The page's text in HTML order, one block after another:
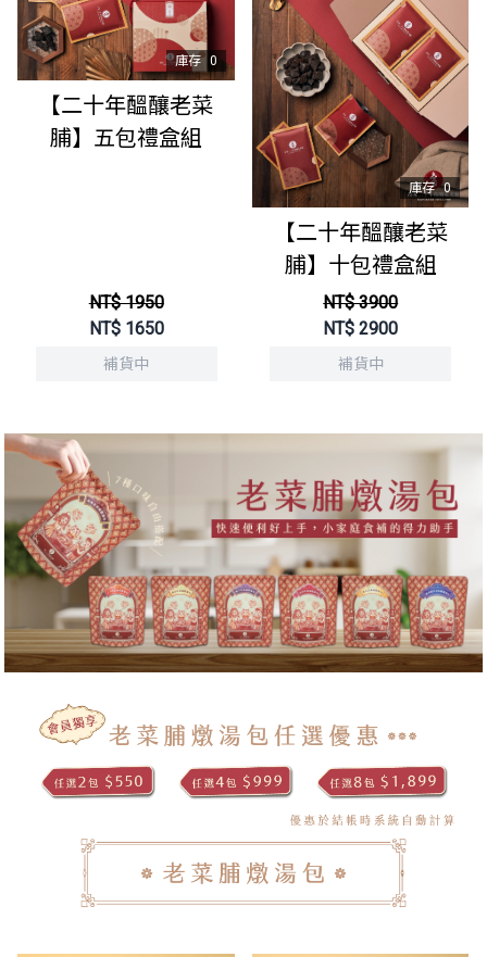
庫存 0
【二十年醞釀老菜
脯】五包禮盒組
NT$ 1950
NT$1650
補貨中
庫存 0
【二十年醞釀老菜
脯】十包禮盒組
NT$ 3900
NT$ 2900
補貨中